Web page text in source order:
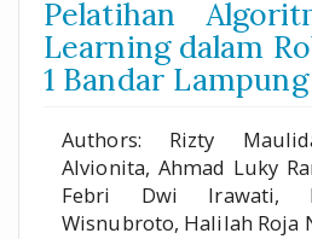
Pelatihan
Learning dalam
1 Bandar Lampung
Authors: Rizty
Alvionita, Ahmad Luky
Febri Dwi Irawati,
Wisnubroto, Halilah Roja